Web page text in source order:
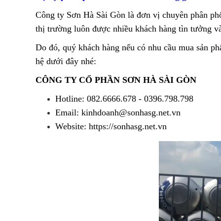
Công ty Sơn Hà Sài Gòn là đơn vị chuyên phân
thị trường luôn được nhiều khách hàng tìn tưởng
Do đó, quý khách hàng nếu có nhu cầu mua sản
hệ dưới đây nhé:
CÔNG TY CỔ PHẦN SƠN HÀ SÀI GÒN
Hotline: 082.6666.678 - 0396.798.798
Email: kinhdoanh@sonhasg.net.vn
Website: https://sonhasg.net.vn